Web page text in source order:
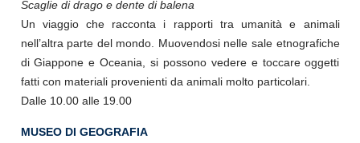
Scaglie di drago e dente di balena
Un viaggio che racconta i rapporti tra umanità e animali
nell’altra parte del mondo. Muovendosi nelle sale etnografiche
di Giappone e Oceania, si possono vedere e toccare oggetti
fatti con materiali provenienti da animali molto particolari.
Dalle 10.00 alle 19.00
MUSEO DI GEOGRAFIA